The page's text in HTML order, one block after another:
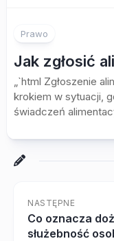
Prawo
Jak zgłosić
„`html Zgłoszenie
krokiem w sytuacji,
świadczeń
NASTĘPNE
Co oznacza
służebność